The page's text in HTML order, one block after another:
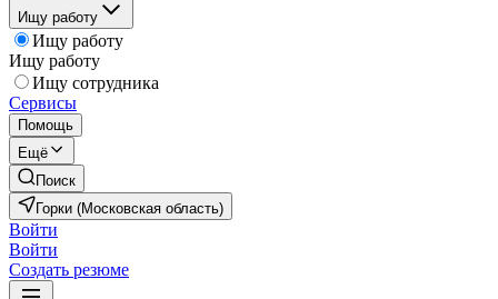
Ищу работу
Ищу работу
Ищу работу
Ищу сотрудника
Сервисы
Помощь
Ещё
Поиск
Горки (Московская область)
Войти
Войти
Создать резюме